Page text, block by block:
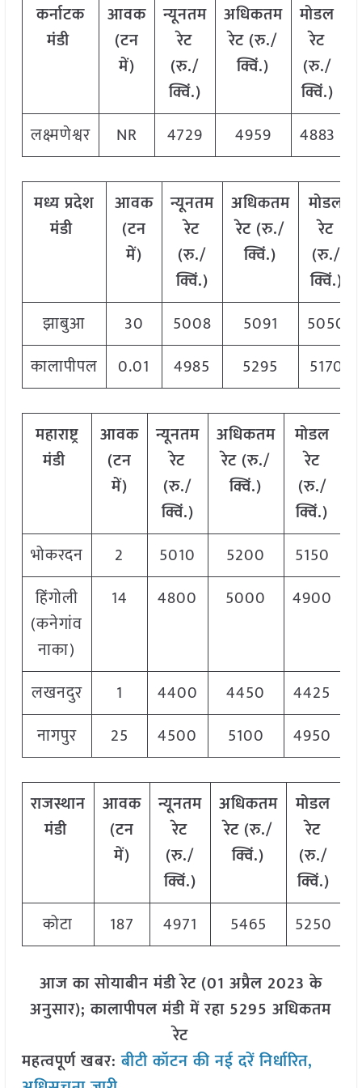
कर्नाटक
मंडी
आवक
(टन
में)
न्यूनतम
रेट
(रु./
क्विं.)
अधिकतम
रेट (रु./
क्विं.)
मोडल
रेट
(रु./
क्विं.)
लक्ष्मणेश्वर
NR 4729 4959 4883
मध्य प्रदेश
मंडी
आवक
(टन
में)
न्यूनतम
रेट
(रु./
क्विं.)
अधिकतम
रेट (रु./
क्विं.)
मोडल
रेट
(रु./
क्विं.)
झाबुआ
30 5008 5091
5050
कालापीपल
0.01 4985 5295 5170
महाराष्ट्र
मंडी
आवक
(टन
में)
न्यूनतम
रेट
(रु./
क्विं.)
अधिकतम
रेट (रु./
क्विं.)
मोडल
रेट
(रु./
क्विं.)
भोकरदन
2 5010 5200
5150
हिंगोली
(कनेगांव
नाका)
14 4800 5000 4900
लखनदुर 1 4400 4450
4425
नागपुर
25 4500 5100 4950
राजस्थान
मंडी
आवक
(टन
में)
न्यूनतम
रेट
(रु./
क्विं.)
अधिकतम
रेट (रु./
क्विं.)
मोडल
रेट
(रु./
क्विं.)
कोटा
187 4971 5465 5250
आज का सोयाबीन मंडी रेट (01 अप्रैल 2023 के
अनुसार); कालापीपल मंडी में रहा 5295 अधिकतम
रेट
महत्वपूर्ण खबर:बीटी कॉटन की नई दरें निर्धारित,